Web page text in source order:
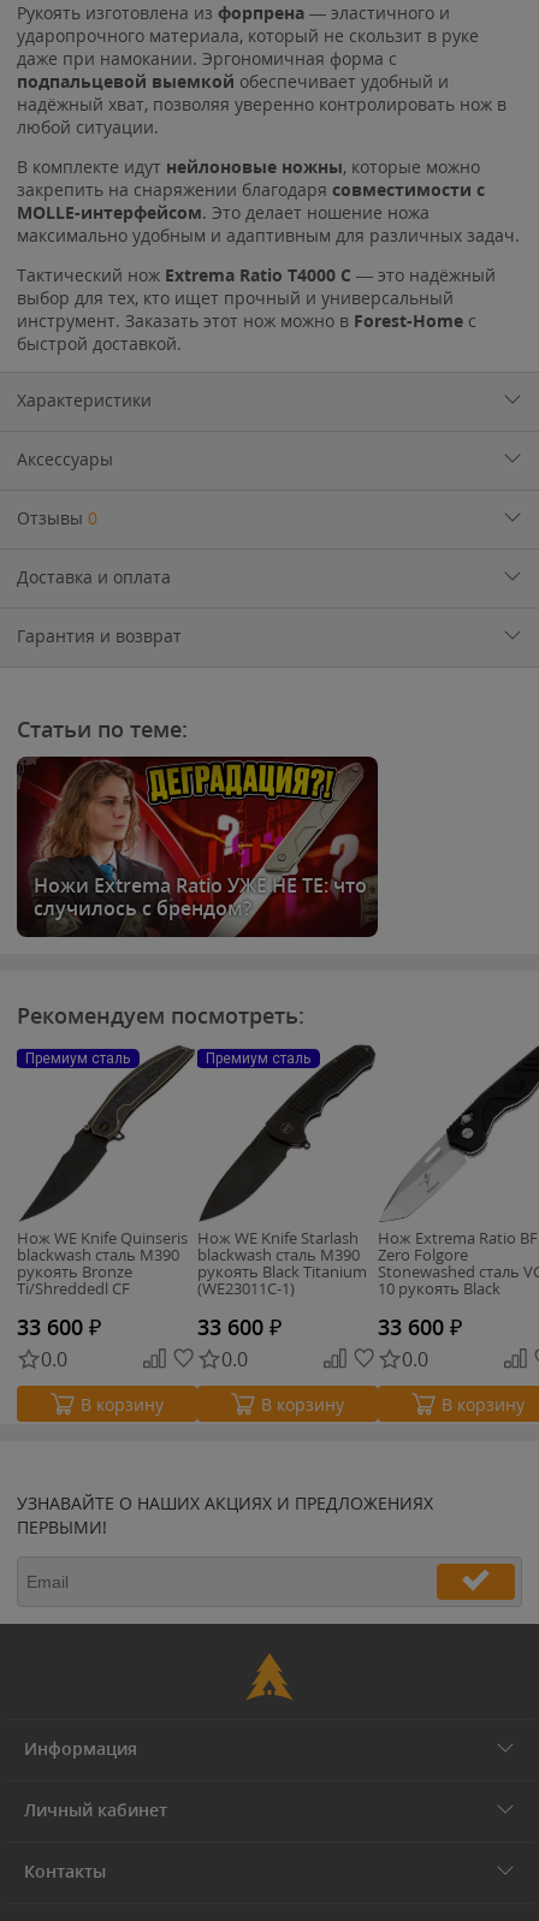
Рукоять изготовлена из форпрена — эластичного и
ударопрочного материала, который не скользит в руке
даже при намокании. Эргономичная форма с
подпальцевой выемкой обеспечивает удобный и
надёжный хват, позволяя уверенно контролировать нож в
любой ситуации.
В комплекте идут нейлоновые ножны, которые можно
закрепить на снаряжении благодаря совместимости с
MOLLE-интерфейсом. Это делает ношение ножа
максимально удобным и адаптивным для различных задач.
Тактический нож Extrema Ratio T4000 C — это надёжный
выбор для тех, кто ищет прочный и универсальный
инструмент. Заказать этот нож можно в Forest-Home с
быстрой доставкой.
Характеристики
Аксессуары
Отзывы 0
Доставка и оплата
Гарантия и возврат
Статьи по теме:
Ножи Extrema Ratio УЖЕ НЕ ТЕ: что
случилось с брендом?
Рекомендуем посмотреть:
Премиум сталь
Нож WE Knife Quinseris
blackwash сталь M390
рукоять Bronze
Ti/Shreddedl CF
33 600 ₽
0.0
В корзину
Премиум сталь
Нож WE Knife Starlash
blackwash сталь M390
рукоять Black Titanium
(WE23011C-1)
33 600 ₽
0.0
В корзину
Нож Extrema Ratio
Zero Folgore
Stonewashed сталь
10 рукоять Black
Aluminum
33 600 ₽
0.0
В корзину
УЗНАВАЙТЕ О НАШИХ АКЦИЯХ И ПРЕДЛОЖЕНИЯХ
ПЕРВЫМИ!
Информация
Личный кабинет
Контакты